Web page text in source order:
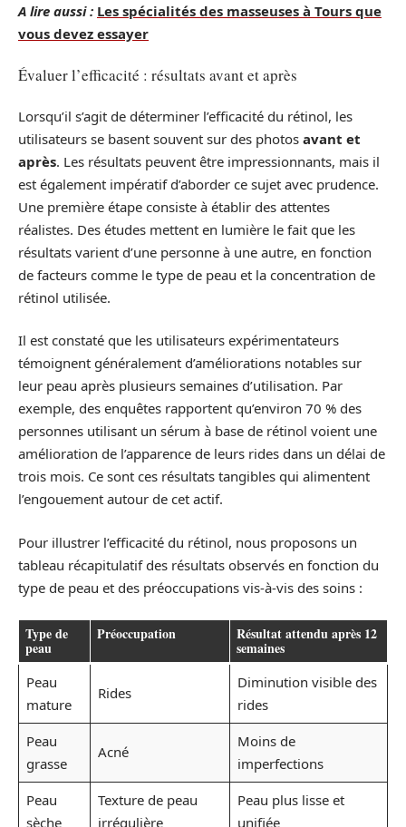
A lire aussi : Les spécialités des masseuses à Tours que
vous devez essayer
Évaluer l’efficacité : résultats avant et après
Lorsqu’il s’agit de déterminer l’efficacité du rétinol, les
utilisateurs se basent souvent sur des photos avant et
après. Les résultats peuvent être impressionnants, mais il
est également impératif d’aborder ce sujet avec prudence.
Une première étape consiste à établir des attentes
réalistes. Des études mettent en lumière le fait que les
résultats varient d’une personne à une autre, en fonction
de facteurs comme le type de peau et la concentration de
rétinol utilisée.
Il est constaté que les utilisateurs expérimentateurs
témoignent généralement d’améliorations notables sur
leur peau après plusieurs semaines d’utilisation. Par
exemple, des enquêtes rapportent qu’environ 70 % des
personnes utilisant un sérum à base de rétinol voient une
amélioration de l’apparence de leurs rides dans un délai de
trois mois. Ce sont ces résultats tangibles qui alimentent
l’engouement autour de cet actif.
Pour illustrer l’efficacité du rétinol, nous proposons un
tableau récapitulatif des résultats observés en fonction du
type de peau et des préoccupations vis-à-vis des soins :
Type de
peau
Préoccupation Résultat attendu après 12
semaines
Peau
mature
Rides
Diminution visible des
rides
Peau
grasse
Acné
Moins de
imperfections
Peau
sèche
Texture de peau
irrégulière
Peau plus lisse et
unifiée